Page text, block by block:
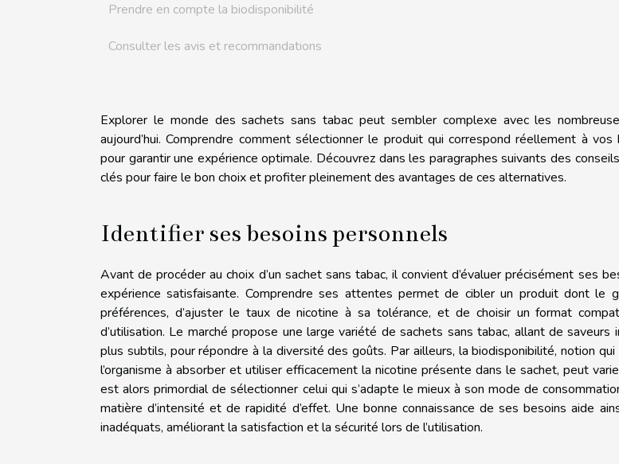
Prendre en compte la biodisponibilité
Consulter les avis et recommandations
Explorer le monde des sachets sans tabac peut sembler complexe avec les
aujourd’hui. Comprendre comment sélectionner le produit qui correspond réellement à
pour garantir une expérience optimale. Découvrez dans les paragraphes suivants des
clés pour faire le bon choix et profiter pleinement des avantages de ces alternatives.
Identifier ses besoins personnels
Avant de procéder au choix d’un sachet sans tabac, il convient d’évaluer précisément ses
expérience satisfaisante. Comprendre ses attentes permet de cibler un produit dont le
préférences, d’ajuster le taux de nicotine à sa tolérance, et de choisir un format
d’utilisation. Le marché propose une large variété de sachets sans tabac, allant de saveurs
plus subtils, pour répondre à la diversité des goûts. Par ailleurs, la biodisponibilité, notion
l’organisme à absorber et utiliser efficacement la nicotine présente dans le sachet, peut
est alors primordial de sélectionner celui qui s’adapte le mieux à son mode de
matière d’intensité et de rapidité d’effet. Une bonne connaissance de ses besoins aide
inadéquats, améliorant la satisfaction et la sécurité lors de l’utilisation.